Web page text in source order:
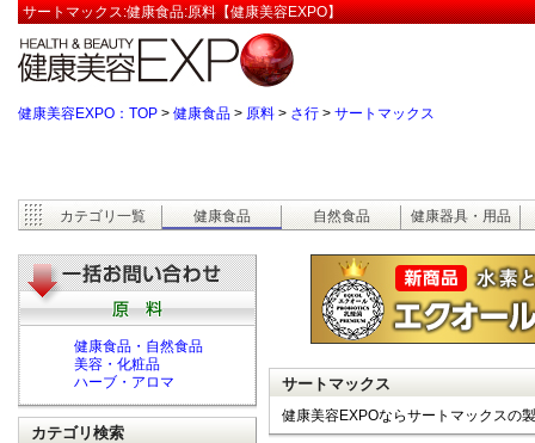
サートマックス:健康食品:原料【健康美容EXPO】
健康美容EXPO：TOP > 健康食品 > 原料 > さ行 > サートマックス
カテゴリ一覧 健康食品 自然食品 健康器具・用品
サートマックス
健康美容EXPOならサートマックスの
健康食品・自然食品
美容・化粧品
ハーブ・アロマ
カテゴリ検索